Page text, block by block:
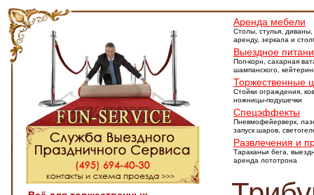
Аренда мебели
Столы, стулья,
аренду, зеркала и
Выездное
Поп-корн, сахарная
шампанского,
Торжественные
Стойки ограждения,
ножницы-подушечки
Спецэффекты
Пневмофейерверк,
запуск шаров,
Развлечения и
Тараканьи бега,
аренда лототрона